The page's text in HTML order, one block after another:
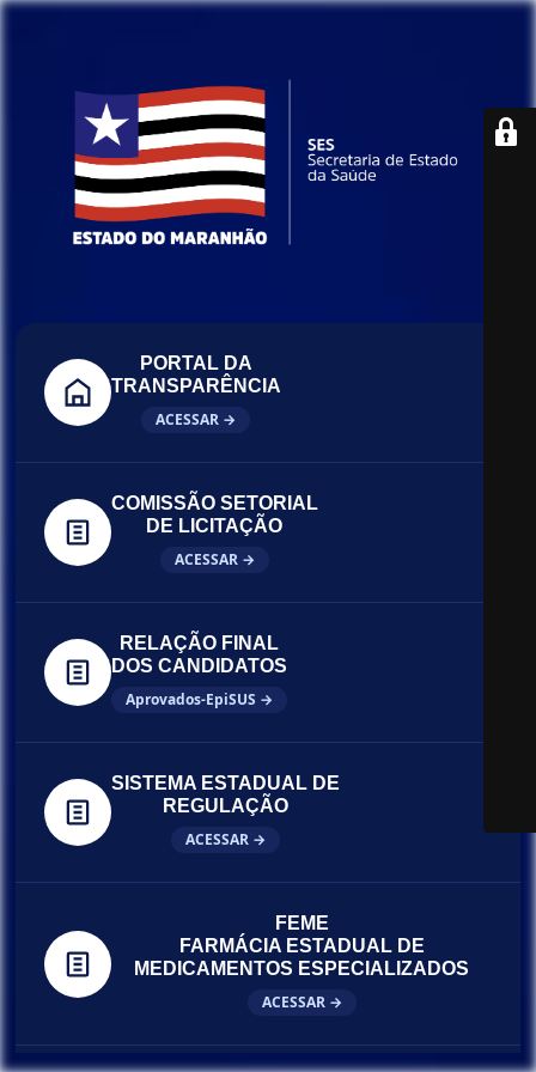
PORTAL DA
TRANSPARÊNCIA
ACESSAR →
COMISSÃO SETORIAL
DE LICITAÇÃO
ACESSAR →
RELAÇÃO FINAL
DOS CANDIDATOS
Aprovados-EpiSUS →
SISTEMA ESTADUAL DE
REGULAÇÃO
ACESSAR →
FEME
FARMÁCIA ESTADUAL DE
MEDICAMENTOS ESPECIALIZADOS
ACESSAR →